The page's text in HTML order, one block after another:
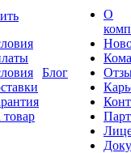
товар
Блог
О